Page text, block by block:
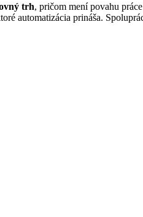
trh, pričom mení povahu
automatizácia prináša.